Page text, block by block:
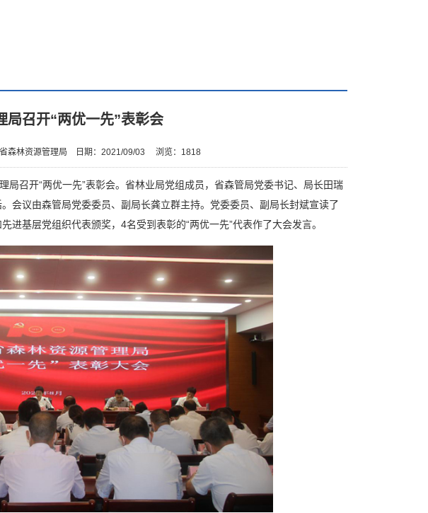
局召开“两优一先”表彰会
森林资源管理局 日期：2021/09/03 浏览： 1818
召开“两优一先”表彰会。省林业局党组成员，省森管局党委书记、局长田瑞
会议由森管局党委委员、副局长龚立群主持。党委委员、副局长封斌宣读了
基层党组织代表颁奖，4名受到表彰的“两优一先”代表作了大会发言。